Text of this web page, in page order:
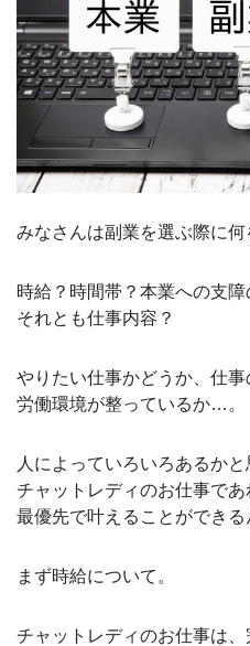
みなさんは副業を選ぶ際に
時給？時間帯？本業への支障
それとも仕事内容？
やりたい仕事かどうか、仕事
労働環境が整っているか…。
人によっていろいろあるかと
チャットレディのお仕事で
最優先で叶えることができる
まず時給について。
チャットレディのお仕事は